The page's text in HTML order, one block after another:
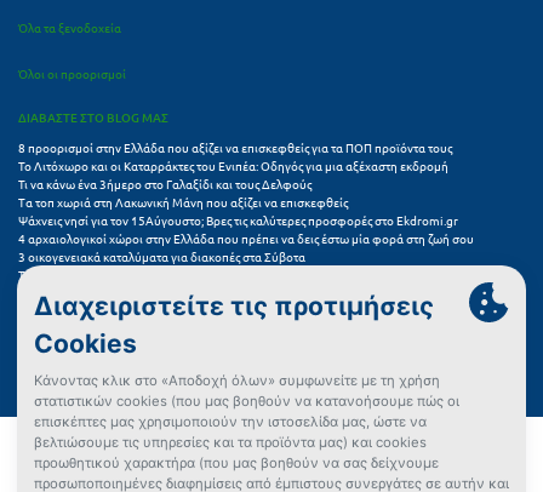
Όλα τα ξενοδοχεία
Όλοι οι προορισμοί
ΔΙΑΒΑΣΤΕ ΣΤΟ BLOG ΜΑΣ
8 προορισμοί στην Ελλάδα που αξίζει να επισκεφθείς για τα ΠΟΠ προϊόντα τους
Το Λιτόχωρο και οι Καταρράκτες του Ενιπέα: Οδηγός για μια αξέχαστη εκδρομή
Τι να κάνω ένα 3ήμερο στο Γαλαξίδι και τους Δελφούς
Τα τοπ χωριά στη Λακωνική Μάνη που αξίζει να επισκεφθείς
Ψάχνεις νησί για τον 15Αύγουστο; Βρες τις καλύτερες προσφορές στο Ekdromi.gr
4 αρχαιολογικοί χώροι στην Ελλάδα που πρέπει να δεις έστω μία φορά στη ζωή σου
3 οικογενειακά καταλύματα για διακοπές στα Σύβοτα
Τα 11 καλύτερα καλοκαιρινά resorts στην Ελλάδα
7 μικρά ελληνικά νησιά για αξέχαστες καλοκαιρινές διακοπές
5+1 ινσταγκραμικές παραλίες στην Ελλάδα που αξίζουν μια θέση στο feed σου
Συχνές Ερωτήσεις (FAQs) για Ξενοδοχεία
Όροι χρήσης
Πολιτική Προστασίας Προσωπικών Δεδομένων
Πολιτική Cookies
Πώς μπορώ να αγοράσω;